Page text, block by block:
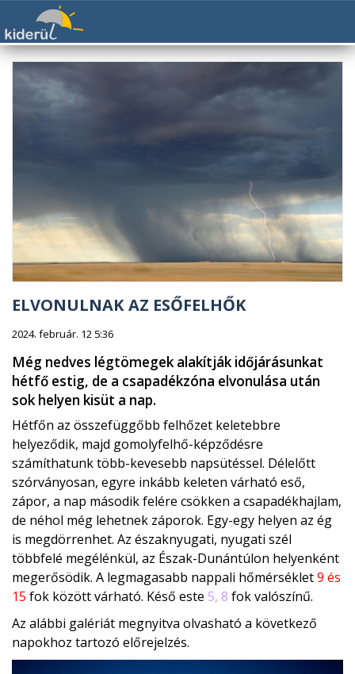
ELVONULNAK AZ ESŐFELHŐK
2024. február. 12 5:36
Még nedves légtömegek alakítják időjárásunkat
hétfő estig, de a csapadékzóna elvonulása után
sok helyen kisüt a nap.
Hétfőn az összefüggőbb felhőzet keletebbre
helyeződik, majd gomolyfelhő-képződésre
számíthatunk több-kevesebb napsütéssel. Délelőtt
szórványosan, egyre inkább keleten várható eső,
zápor, a nap második felére csökken a csapadékhajlam,
de néhol még lehetnek záporok. Egy-egy helyen az ég
is megdörrenhet. Az északnyugati, nyugati szél
többfelé megélénkül, az Észak-Dunántúlon helyenként
megerősödik. A legmagasabb nappali hőmérséklet9 és
15 fok között várható. Késő este 5, 8 fok valószínű.
Az alábbi galériát megnyitva olvasható a következő
napokhoz tartozó előrejelzés.